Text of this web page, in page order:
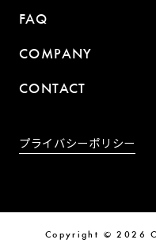
FAQ
COMPANY
CONTACT
プライバシーポリシー
Copyright © 2026